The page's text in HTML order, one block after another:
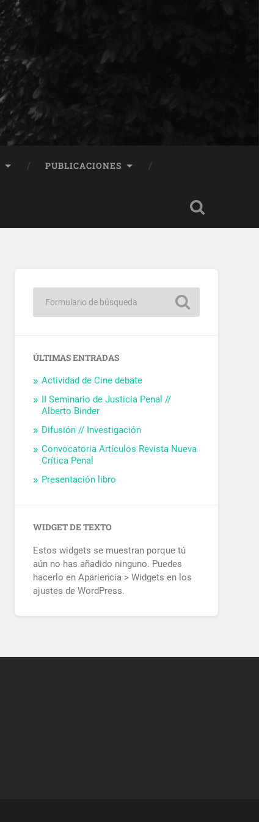
PUBLICACIONES
ÚLTIMAS ENTRADAS
Actividad de Cine debate
II Seminario de Justicia Penal //
Alberto Binder
Difusión // Investigación
Convocatoria Artículos Revista Nueva
Crítica Penal
Presentación libro
WIDGET DE TEXTO
Estos widgets se muestran porque tú
aún no has añadido ninguno. Puedes
hacerlo en Apariencia > Widgets en los
ajustes de WordPress.